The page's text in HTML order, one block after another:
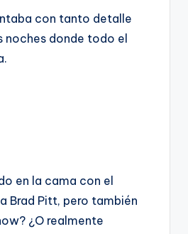
con tanto detalle
noches donde todo el
en la cama con el
Brad Pitt, pero también
¿O realmente